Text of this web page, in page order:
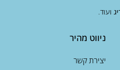
ועוד.
ניווט מהיר
יצירת קשר